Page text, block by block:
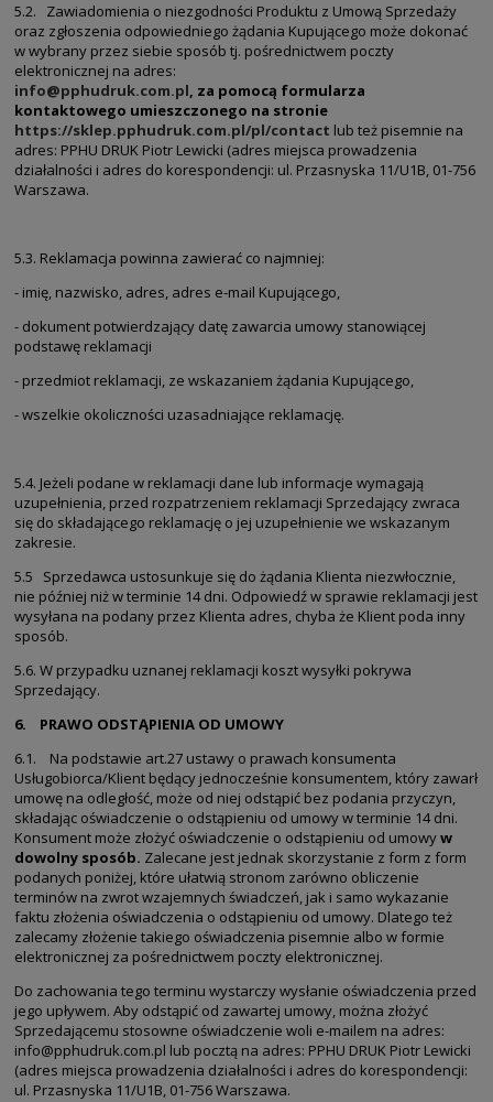
5.2. Zawiadomienia o niezgodności Produktu z Umową Sprzedaży
oraz zgłoszenia odpowiedniego żądania Kupującego może dokonać
w wybrany przez siebie sposób tj. pośrednictwem poczty
elektronicznej na adres:
info@pphudruk.com.pl, za pomocą formularza
kontaktowego umieszczonego na stronie
https://sklep.pphudruk.com.pl/pl/contact lub też pisemnie na
adres: PPHU DRUK Piotr Lewicki (adres miejsca prowadzenia
działalności i adres do korespondencji: ul. Przasnyska 11/U1B, 01-756
Warszawa.
5.3. Reklamacja powinna zawierać co najmniej:
- imię, nazwisko, adres, adres e-mail Kupującego,
- dokument potwierdzający datę zawarcia umowy stanowiącej
podstawę reklamacji
- przedmiot reklamacji, ze wskazaniem żądania Kupującego,
- wszelkie okoliczności uzasadniające reklamację.
5.4. Jeżeli podane w reklamacji dane lub informacje wymagają
uzupełnienia, przed rozpatrzeniem reklamacji Sprzedający zwraca
się do składającego reklamację o jej uzupełnienie we wskazanym
zakresie.
5.5 Sprzedawca ustosunkuje się do żądania Klienta niezwłocznie,
nie później niż w terminie 14 dni. Odpowiedź w sprawie reklamacji jest
wysyłana na podany przez Klienta adres, chyba że Klient poda inny
sposób.
5.6. W przypadku uznanej reklamacji koszt wysyłki pokrywa
Sprzedający.
6. PRAWO ODSTĄPIENIA OD UMOWY
6.1. Na podstawie art.27 ustawy o prawach konsumenta
Usługobiorca/Klient będący jednocześnie konsumentem, który zawarł
umowę na odległość, może od niej odstąpić bez podania przyczyn,
składając oświadczenie o odstąpieniu od umowy w terminie 14 dni.
Konsument może złożyć oświadczenie o odstąpieniu od umowyw
dowolny sposób. Zalecane jest jednak skorzystanie z form z form
podanych poniżej, które ułatwią stronom zarówno obliczenie
terminów na zwrot wzajemnych świadczeń, jak i samo wykazanie
faktu złożenia oświadczenia o odstąpieniu od umowy. Dlatego też
zalecamy złożenie takiego oświadczenia pisemnie albo w formie
elektronicznej za pośrednictwem poczty elektronicznej.
Do zachowania tego terminu wystarczy wysłanie oświadczenia przed
jego upływem. Aby odstąpić od zawartej umowy, można złożyć
Sprzedającemu stosowne oświadczenie woli e-mailem na adres:
info@pphudruk.com.pl lub pocztą na adres: PPHU DRUK Piotr Lewicki
(adres miejsca prowadzenia działalności i adres do korespondencji:
ul. Przasnyska 11/U1B, 01-756 Warszawa.